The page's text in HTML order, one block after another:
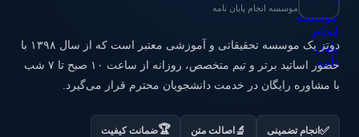
موسسه انجام پایان نامه
دوتز یک موسسه تحقیقاتی و آموزشی معتبر است که از سال ۱۳۹۸ با
حضور اساتید برتر و تیم متخصص، روزانه از ساعت ۱۰ صبح تا ۷ شب
با مشاوره رایگان در خدمت دانشجویان محترم قرار می‌گیرد.
✅ انجام تضمینی 🔬 اصالت متن 🏆ضمانت کیفیت